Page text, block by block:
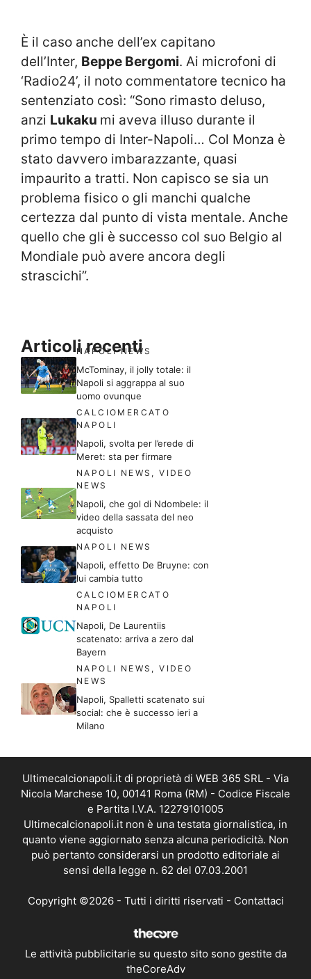
È il caso anche dell’ex capitano
dell’Inter, Beppe Bergomi. Ai microfoni di
‘Radio24’, il noto commentatore tecnico ha
sentenziato così: “Sono rimasto deluso,
anzi Lukaku mi aveva illuso durante il
primo tempo di Inter-Napoli… Col Monza è
stato davvero imbarazzante, quasi
impaurito a tratti. Non capisco se sia un
problema fisico o gli manchi qualche
certezza dal punto di vista mentale. Anche
quello che gli è successo col suo Belgio al
Mondiale può avere ancora degli
strascichi”.
Articoli recenti
NAPOLI NEWS
McTominay, il jolly totale: il
Napoli si aggrappa al suo
uomo ovunque
CALCIOMERCATO
NAPOLI
Napoli, svolta per l’erede di
Meret: sta per firmare
NAPOLI NEWS ,VIDEO
NEWS
Napoli, che gol di Ndombele: il
video della sassata del neo
acquisto
NAPOLI NEWS
Napoli, effetto De Bruyne: con
lui cambia tutto
CALCIOMERCATO
NAPOLI
Napoli, De Laurentiis
scatenato: arriva a zero dal
Bayern
NAPOLI NEWS ,VIDEO
NEWS
Napoli, Spalletti scatenato sui
social: che è successo ieri a
Milano
Ultimecalcionapoli.it di proprietà di WEB 365 SRL - Via
Nicola Marchese 10, 00141 Roma (RM) - Codice Fiscale
e Partita I.V.A. 12279101005
Ultimecalcionapoli.it non è una testata giornalistica, in
quanto viene aggiornato senza alcuna periodicità. Non
può pertanto considerarsi un prodotto editoriale ai
sensi della legge n. 62 del 07.03.2001
Copyright ©2026 - Tutti i diritti riservati - Contattaci
Le attività pubblicitarie su questo sito sono gestite da
theCoreAdv